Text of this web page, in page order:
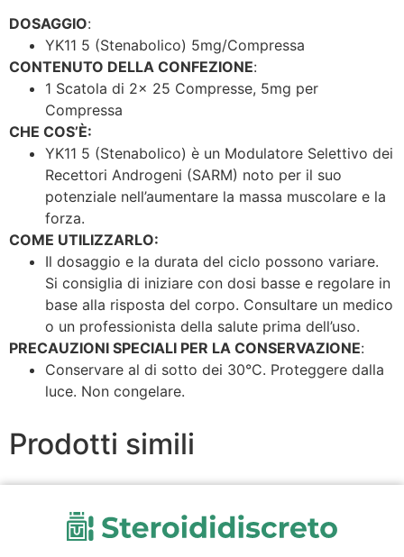
DOSAGGIO:
YK11 5 (Stenabolico) 5mg/Compressa
CONTENUTO DELLA CONFEZIONE:
1 Scatola di 2x 25 Compresse, 5mg per
Compressa
CHE COS’È:
YK11 5 (Stenabolico) è un Modulatore Selettivo dei
Recettori Androgeni (SARM) noto per il suo
potenziale nell’aumentare la massa muscolare e la
forza.
COME UTILIZZARLO:
Il dosaggio e la durata del ciclo possono variare.
Si consiglia di iniziare con dosi basse e regolare in
base alla risposta del corpo. Consultare un medico
o un professionista della salute prima dell’uso.
PRECAUZIONI SPECIALI PER LA CONSERVAZIONE:
Conservare al di sotto dei 30°C. Proteggere dalla
luce. Non congelare.
Prodotti simili